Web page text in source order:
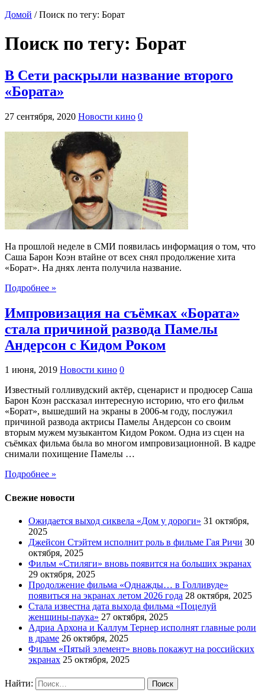
Домой / Поиск по тегу: Борат
Поиск по тегу: Борат
В Сети раскрыли название второго
«Бората»
27 сентября, 2020 Новости кино 0
На прошлой неделе в СМИ появилась информация о том, что
Саша Барон Коэн втайне от всех снял продолжение хита
«Борат». На днях лента получила название.
Подробнее »
Импровизация на съёмках «Бората»
стала причиной развода Памелы
Андерсон с Кидом Роком
1 июня, 2019 Новости кино 0
Известный голливудский актёр, сценарист и продюсер Саша
Барон Коэн рассказал интересную историю, что его фильм
«Борат», вышедший на экраны в 2006-м году, послужил
причиной развода актрисы Памелы Андерсон со своим
вторым мужем музыкантом Кидом Роком. Одна из сцен на
съёмках фильма была во многом импровизационной. В кадре
снимали похищение Памелы …
Подробнее »
Свежие новости
Ожидается выход сиквела «Дом у дороги» 31 октября,
2025
Джейсон Стэйтем исполнит роль в фильме Гая Ричи 30
октября, 2025
Фильм «Стиляги» вновь появится на больших экранах
29 октября, 2025
Продолжение фильма «Однажды… в Голливуде»
появиться на экранах летом 2026 года 28 октября, 2025
Стала известна дата выхода фильма «Поцелуй
женщины-паука» 27 октября, 2025
Адриа Архона и Каллум Тернер исполнят главные роли
в драме 26 октября, 2025
Фильм «Пятый элемент» вновь покажут на российских
экранах 25 октября, 2025
Найти: